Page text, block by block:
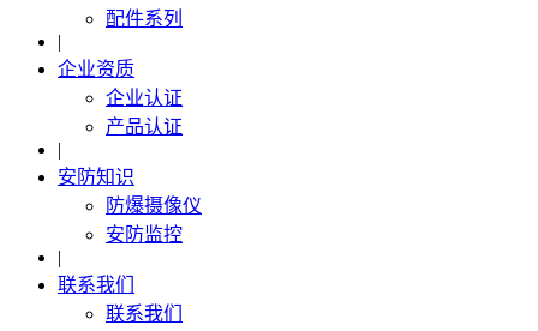
配件系列
|
企业资质
企业认证
产品认证
|
安防知识
防爆摄像仪
安防监控
|
联系我们
联系我们